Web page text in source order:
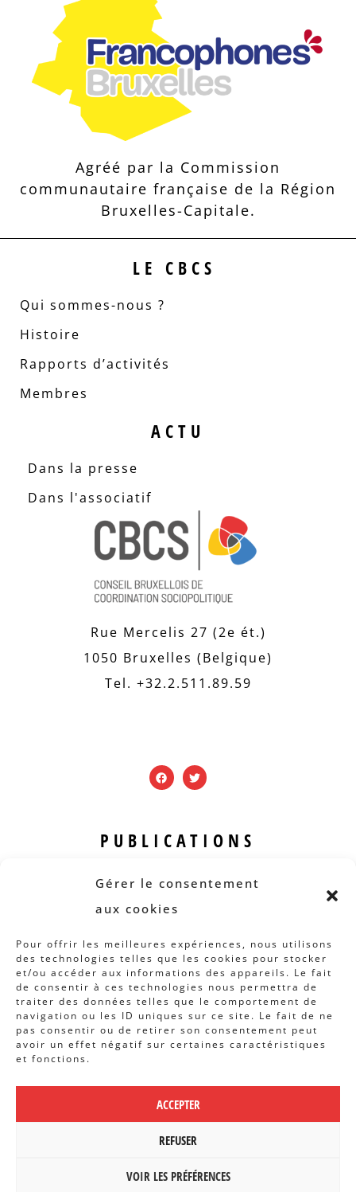
Gérer le consentement
aux cookies
Pour offrir les meilleures expériences, nous utilisons
des technologies telles que les cookies pour stocker
et/ou accéder aux informations des appareils. Le fait
de consentir à ces technologies nous permettra de
traiter des données telles que le comportement de
navigation ou les ID uniques sur ce site. Le fait de ne
pas consentir ou de retirer son consentement peut
avoir un effet négatif sur certaines caractéristiques
et fonctions.
ACCEPTER
REFUSER
VOIR LES PRÉFÉRENCES
Agréé par la Commission
communautaire française de la Région
Bruxelles-Capitale.
LE CBCS
Qui sommes-nous ?
Histoire
Rapports d’activités
Membres
ACTU
Dans la presse
Dans l'associatif
Rue Mercelis 27 (2e ét.)
1050 Bruxelles (Belgique)
Tel. +32.2.511.89.59
PUBLICATIONS
Revue B.I.S.
Rapports et analyses
Articles
AUTRES INFOS
Actions
Concertation
Archives
POLITIQUE DE CONFIDENTIALITÉ|
CBCS ASBL | WEBDESIGN PAR
BANLIEUES ASBL